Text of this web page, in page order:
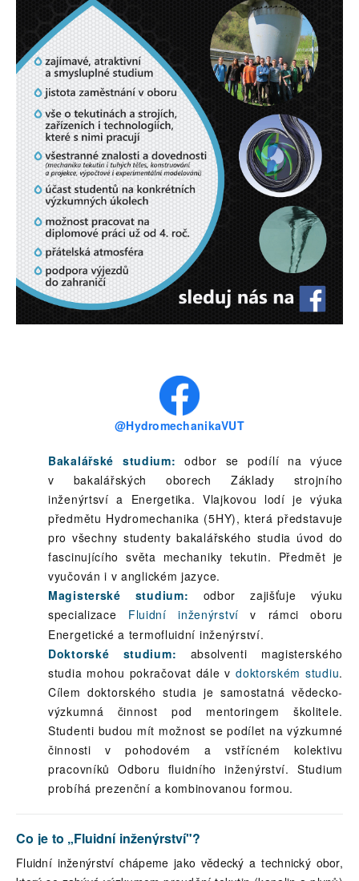
@HydromechanikaVUT
Bakalářské studium: odbor se podílí na výuce
v bakalářských oborech Základy strojního
inženýrtsví a Energetika. Vlajkovou lodí je výuka
předmětu Hydromechanika (5HY), která představuje
pro všechny studenty bakalářského studia úvod do
fascinujícího světa mechaniky tekutin. Předmět je
vyučován i v anglickém jazyce.
Magisterské studium: odbor zajišťuje výuku
specializace Fluidní inženýrství v rámci oboru
Energetické a termofluidní inženýrství.
Doktorské studium: absolventi magisterského
studia mohou pokračovat dále vdoktorském studiu.
Cílem doktorského studia je samostatná vědecko-
výzkumná činnost pod mentoringem školitele.
Studenti budou mít možnost se podílet na výzkumné
činnosti v pohodovém a vstřícném kolektivu
pracovníků Odboru fluidního inženýrství. Studium
probíhá prezenční a kombinovanou formou.
Co je to „Fluidní inženýrství"?
Fluidní inženýrství chápeme jako vědecký a technický obor,